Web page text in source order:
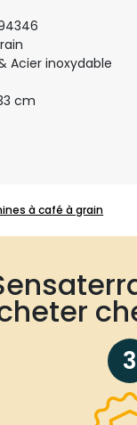
Acier inoxydable
cm
à café à grain
3